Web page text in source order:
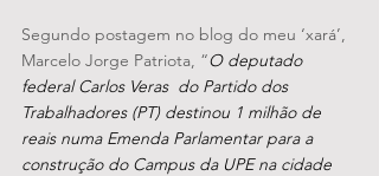
Segundo postagem no blog do meu ‘xará’,
Marcelo Jorge Patriota, “O deputado
federal Carlos Veras  do Partido dos
Trabalhadores (PT) destinou 1 milhão de
reais numa Emenda Parlamentar para a
construção do Campus da UPE na cidade